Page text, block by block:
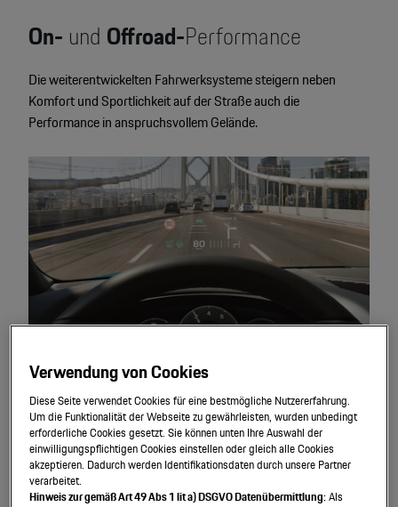
On- und Offroad-Performance
Die weiterentwickelten Fahrwerksysteme steigern neben
Komfort und Sportlichkeit auf der Straße auch die
Performance in anspruchsvollem Gelände.
Assistenzsysteme.
Alle Cayenne Modelle lassen sich mit zahlreichen
Assistenzsystemen ausstatten, die den Fahrkomfort weiter
steigern und die Sicherheit verbessern.
Verwendung von Cookies
Diese Seite verwendet Cookies für eine bestmögliche Nutzererfahrung.
Um die Funktionalität der Webseite zu gewährleisten, wurden unbedingt
erforderliche Cookies gesetzt. Sie können unten Ihre Auswahl der
einwilligungspflichtigen Cookies einstellen oder gleich alle Cookies
akzeptieren. Dadurch werden Identifikationsdaten durch unsere Partner
verarbeitet.
Hinweis zur gemäß Art 49 Abs 1 lit a) DSGVO Datenübermittlung:Als